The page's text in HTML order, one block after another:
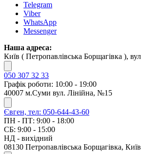
Telegram
Viber
WhatsApp
Messenger
Наша адреса:
Київ ( Петропавлівська Борщагівка ),
050 307 32 33
Графік роботи: 10:00 - 19:00
40007 м.Суми вул. Лінійна, №15
Євген, тел: 050-644-43-60
ПН - ПТ: 9:00 - 18:00
СБ: 9:00 - 15:00
НД - вихідний
08130 Петропавлівська Борщагівка,